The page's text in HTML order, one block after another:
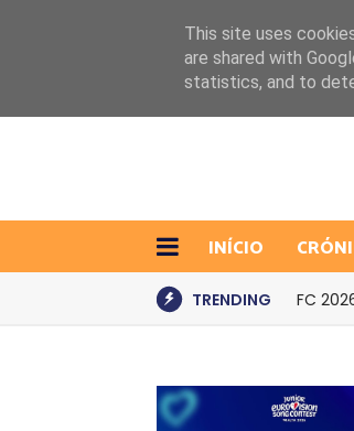
INÍCIO
TRENDING FC
This site uses
are shared with
statistics, and to